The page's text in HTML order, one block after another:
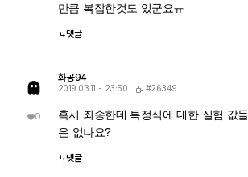
만큼 복잡한것도 있군요ㅠ
댓글
0
화공94
2019.03.11 - 23:50 #26349
혹시 죄송한데 특정식에 대한 실험 값
은 없나요?
댓글